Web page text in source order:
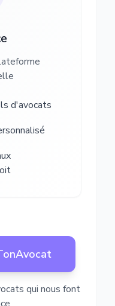
d'avocats
qui nous font